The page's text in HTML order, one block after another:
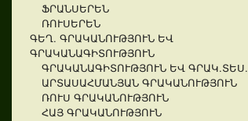
ՖՐԱՆՍԵՐԵՆ
ՌՈՒՍԵՐԵՆ
ԳԵՂ. ԳՐԱԿԱՆՈՒԹՅՈՒՆ ԵՎ
ԳՐԱԿԱՆԱԳԻՏՈՒԹՅՈՒՆ
ԳՐԱԿԱՆԱԳԻՏՈՒԹՅՈՒՆ ԵՎ ԳՐԱԿ.ՏԵՍ.
ԱՐՏԱՍԱՀՄԱՆՅԱՆ ԳՐԱԿԱՆՈՒԹՅՈՒՆ
ՌՈՒՍ ԳՐԱԿԱՆՈՒԹՅՈՒՆ
ՀԱՅ ԳՐԱԿԱՆՈՒԹՅՈՒՆ